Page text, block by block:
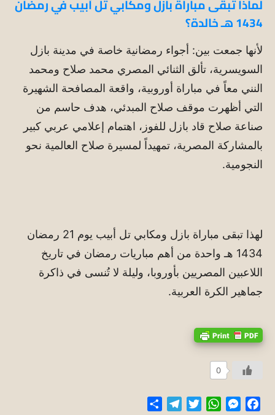
لماذا تبقى مباراة بازل ومكابي تل أبيب في رمضان
1434 هـ خالدة؟
لأنها جمعت بين: أجواء رمضانية خاصة في مدينة بازل
السويسرية، تألق الثنائي المصري محمد صلاح ومحمد
النني معاً في مباراة أوروبية، واقعة المصافحة الشهيرة
التي أظهرت موقف صلاح المبدئي، هدف حاسم من
صناعة صلاح قاد بازل للفوز، اهتمام إعلامي عربي كبير
بالمشاركة المصرية، تمهيداً لمسيرة صلاح العالمية نحو
النجومية.
لهذا تبقى مباراة بازل ومكابي تل أبيب يوم 21 رمضان
1434 هـ واحدة من أهم مباريات رمضان في تاريخ
اللاعبين المصريين بأوروبا، وليلة لا تُنسى في ذاكرة
جماهير الكرة العربية.
0
Facebook
Messenger
WhatsApp
Twitter
Telegram